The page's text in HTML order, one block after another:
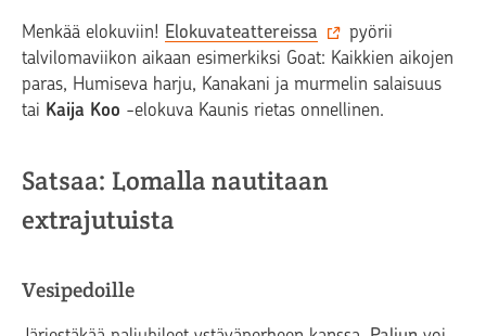
Menkää elokuviin! Elokuvateattereissa
pyörii
talvilomaviikon aikaan esimerkiksi Goat: Kaikkien aikojen
paras, Humiseva harju, Kanakani ja murmelin salaisuus
tai Kaija Koo -elokuva Kaunis rietas onnellinen.
Satsaa: Lomalla nautitaan
extrajutuista
Vesipedoille